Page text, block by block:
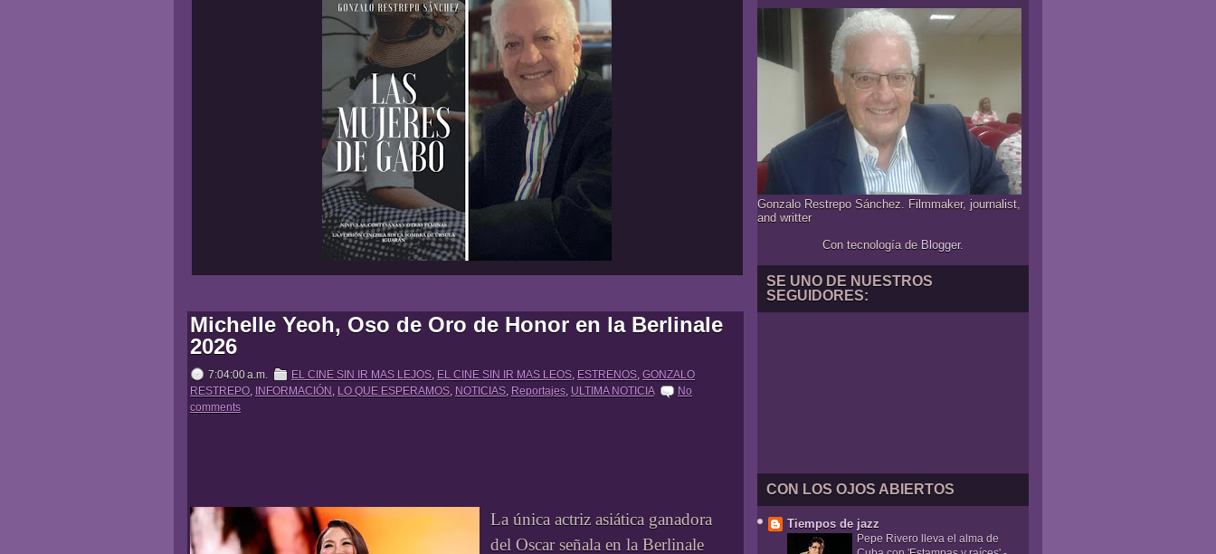
Michelle Yeoh, Oso de Oro de Honor en la Berlinale
2026
7:04:00 a.m. EL CINE SIN IR MAS LEJOS, EL CINE SIN IR MAS LEOS, ESTRENOS, GONZALO
RESTREPO, INFORMACIÓN , LO QUE ESPERAMOS, NOTICIAS, Reportajes, ULTIMA NOTICIA
No
comments
La única actriz asiática ganadora
del Oscar señala en la Berlinale
Gonzalo Restrepo Sánchez. Filmmaker, journalist,
and writter
Con tecnología de Blogger.
SE UNO DE NUESTROS
SEGUIDORES:
CON LOS OJOS ABIERTOS
Tiempos de jazz
Pepe Rivero lleva el alma de